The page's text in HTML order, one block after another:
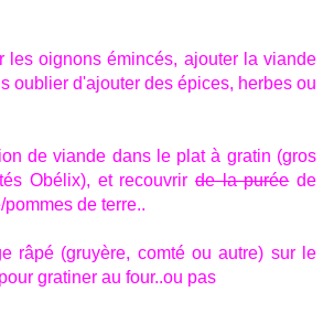
les oignons émincés, ajouter la viande
oublier d'ajouter des épices, herbes ou
de viande dans le plat à gratin (gros
Obélix), et recouvrir de la puréede
de terre..
râpé (gruyère, comté ou autre) sur le
gratiner au four..ou pas